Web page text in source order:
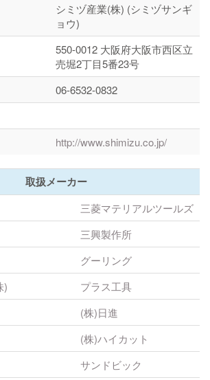
シミヅ産業(株) (シミヅサンギ
ョウ)
550-0012 大阪府大阪市西区立
売堀2丁目5番23号
06-6532-0832
http://www.shimizu.co.jp/
取扱メーカー
三菱マテリアルツールズ
三興製作所
グーリング
)
プラス工具
(株)日進
(株)ハイカット
サンドビック